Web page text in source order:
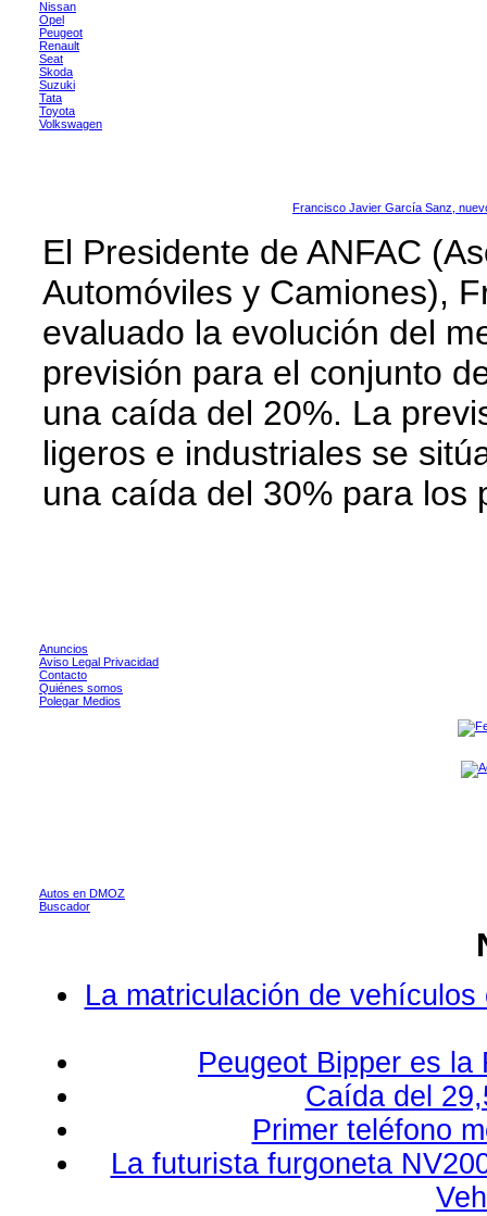
Nissan
Opel
Peugeot
Renault
Seat
Skoda
Suzuki
Tata
Toyota
Volkswagen
Francisco Javier García Sanz,
El Presidente de ANFAC
Automóviles y Camiones),
evaluado la evolución del
previsión para el conjunto
una caída del 20%. La
ligeros e industriales se
una caída del 30% para los
Anuncios
Aviso Legal Privacidad
Contacto
Quiénes somos
Polegar Medios
Autos en DMOZ
Buscador
La matriculación de
Peugeot Bipper es la
Caída del
Primer teléfono
La futurista furgoneta